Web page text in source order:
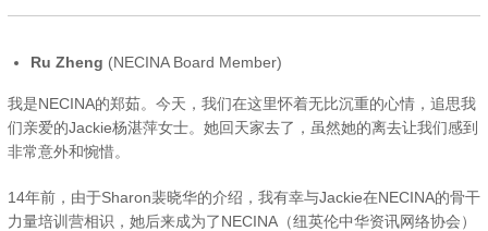
Ru Zheng (NECINA Board Member)
我是NECINA的郑茹。今天，我们在这里怀着无比沉重的心情，追思我
们亲爱的Jackie杨湛萍女士。她回天家去了，虽然她的离去让我们感到
非常意外和惋惜。
14年前，由于Sharon裴晓华的介绍，我有幸与Jackie在NECINA的骨干
力量培训营相识，她后来成为了NECINA（纽英伦中华资讯网络协会）